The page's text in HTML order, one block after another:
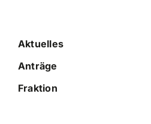
Aktuelles
Anträge
Fraktion